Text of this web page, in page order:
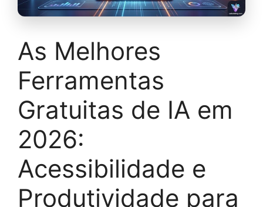
As Melhores
Ferramentas
Gratuitas de IA em
2026:
Acessibilidade e
Produtividade para